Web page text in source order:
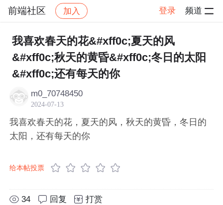
前端社区 加入 登录 频道
社区 前端社区 感慨 帖子详情
我喜欢春天的花&#xff0c;夏天的风
&#xff0c;秋天的黄昏&#xff0c;冬日的太阳
&#xff0c;还有每天的你
m0_70748450
2024-07-13
我喜欢春天的花，夏天的风，秋天的黄昏，冬日的
太阳，还有每天的你
给本帖投票
34 回复 打赏